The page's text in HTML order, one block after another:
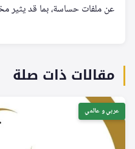
عن ملفات حساسة، بما قد يثير
مقالات ذات صلة
عربي و عالمي